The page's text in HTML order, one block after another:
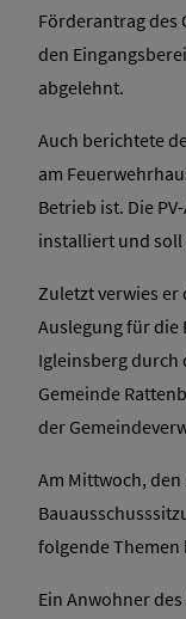
Förderantrag des
den
abgelehnt.
Auch berichtete
am
Betrieb ist. Die
installiert und soll
Zuletzt verwies
Auslegung für die
Igleinsberg durch
Gemeinde
der
Am Mittwoch,
folgende Themen
Ein Anwohner